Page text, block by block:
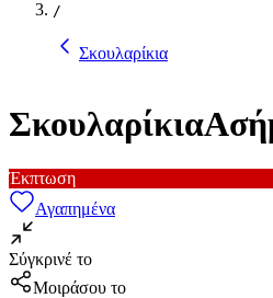
/
Σκουλαρίκια
Έκπτωση
Αγαπημένα
Σύγκρινέ το
Μοιράσου το